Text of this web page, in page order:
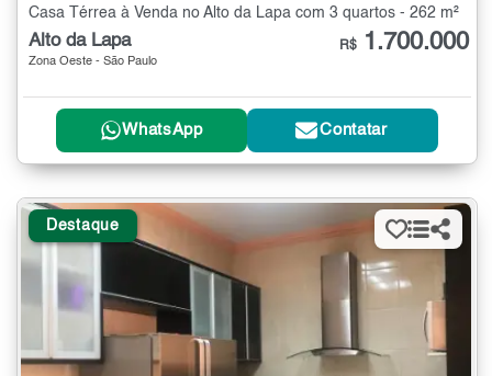
Casa Térrea à Venda no Alto da Lapa com 3 quartos - 262 m²
Alto da Lapa
Zona Oeste - São Paulo
R$ 1.700.000
WhatsApp Contatar
Destaque